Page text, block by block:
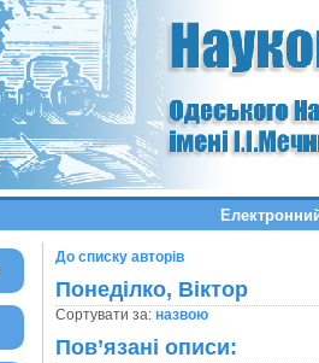
До списку авторів
Понеділко, Віктор
Сортувати за: назвою
Пов’язані описи: